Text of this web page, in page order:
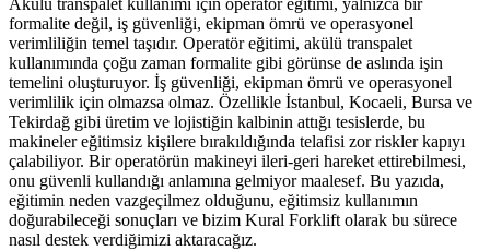
Akülü transpalet kullanımı için operatör eğitimi, yalnızca bir
formalite değil, iş güvenliği, ekipman ömrü ve operasyonel
verimliliğin temel taşıdır. Operatör eğitimi, akülü transpalet
kullanımında çoğu zaman formalite gibi görünse de aslında işin
temelini oluşturuyor. İş güvenliği, ekipman ömrü ve operasyonel
verimlilik için olmazsa olmaz. Özellikle İstanbul, Kocaeli, Bursa ve
Tekirdağ gibi üretim ve lojistiğin kalbinin attığı tesislerde, bu
makineler eğitimsiz kişilere bırakıldığında telafisi zor riskler kapıyı
çalabiliyor. Bir operatörün makineyi ileri-geri hareket ettirebilmesi,
onu güvenli kullandığı anlamına gelmiyor maalesef. Bu yazıda,
eğitimin neden vazgeçilmez olduğunu, eğitimsiz kullanımın
doğurabileceği sonuçları ve bizim Kural Forklift olarak bu sürece
nasıl destek verdiğimizi aktaracağız.